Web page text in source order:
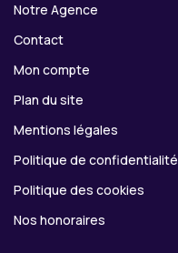
Notre Agence
Contact
Mon compte
Plan du site
Mentions légales
Politique de confidentialité
Politique des cookies
Nos honoraires